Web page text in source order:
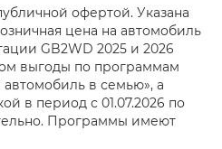
офертой. Указана
цена на автомобиль
GB2WD 2025 и 2026
выгоды по программам
в семью», а
в период с 01.07.2026 по
Программы имеют